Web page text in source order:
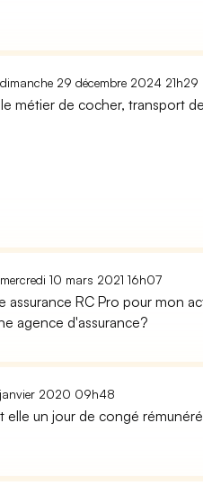
29 décembre 2024 21h29
métier de cocher, transport
10 mars 2021 16h07
assurance RC Pro pour mon
agence d'assurance?
2020 09h48
un jour de congé